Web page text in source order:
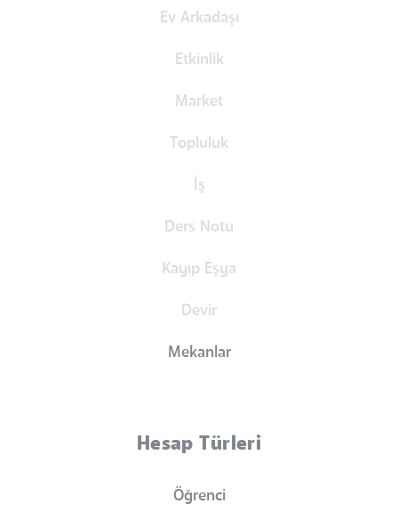
Ev Arkadaşı
Etkinlik
Market
Topluluk
İş
Ders Notu
Kayıp Eşya
Devir
Mekanlar
Hesap Türleri
Öğrenci